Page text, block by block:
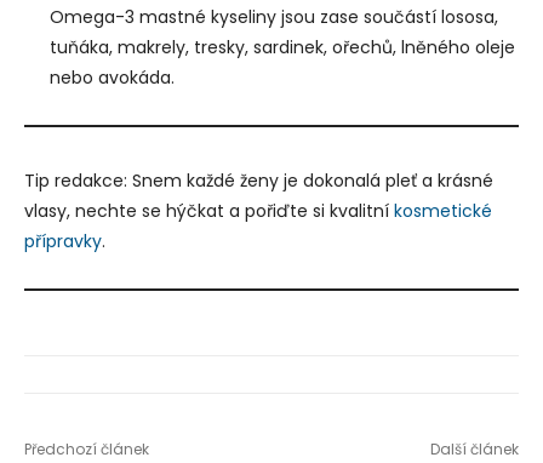
Omega-3 mastné kyseliny jsou zase součástí lososa,
tuňáka, makrely, tresky, sardinek, ořechů, lněného oleje
nebo avokáda.
Tip redakce: Snem každé ženy je dokonalá pleť a krásné
vlasy, nechte se hýčkat a pořiďte si kvalitní kosmetické
přípravky.
Předchozí článek Další článek